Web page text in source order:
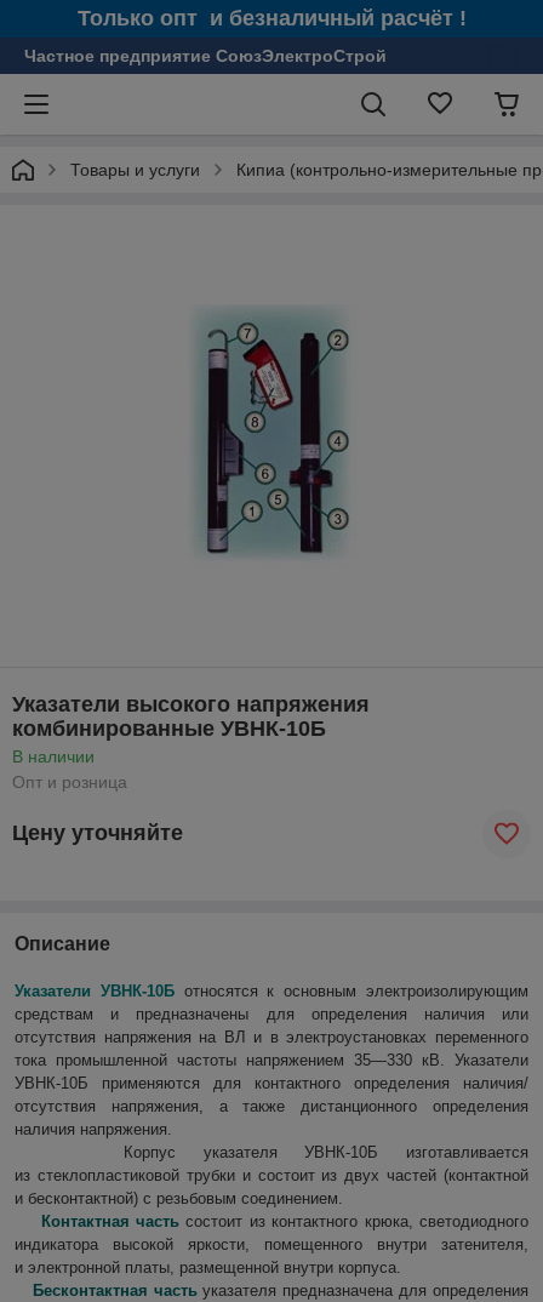
Только опт и безналичный расчёт !
Частное предприятие СоюзЭлектроСтрой
Товары и услуги Кипиа (контрольно-измерительные
Указатели высокого напряжения
комбинированные УВНК-10Б
В наличии
Опт и розница
Цену уточняйте
Описание
Указатели УВНК-10Ботносятся к основным электроизолирующим
средствам и предназначены для определения наличия или
отсутствия напряжения на ВЛ и в электроустановках переменного
тока промышленной частоты напряжением 35—330 кВ. Указатели
УВНК-10Б применяются для контактного определения наличия/
отсутствия напряжения, а также дистанционного определения
наличия напряжения.
Корпус указателя УВНК-10Б изготавливается
из стеклопластиковой трубки и состоит из двух частей (контактной
и бесконтактной) с резьбовым соединением.
Контактная часть состоит из контактного крюка, светодиодного
индикатора высокой яркости, помещенного внутри затенителя,
и электронной платы, размещенной внутри корпуса.
Бесконтактная частьуказателя предназначена для определения